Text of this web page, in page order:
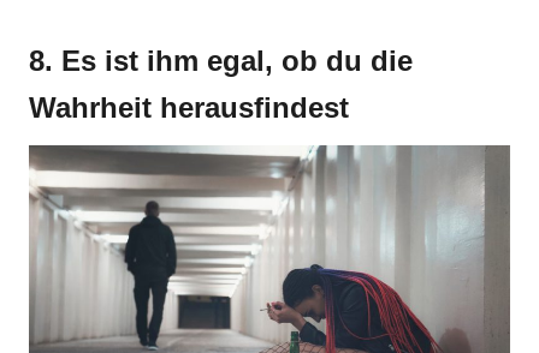
8. Es ist ihm egal, ob du die
Wahrheit herausfindest